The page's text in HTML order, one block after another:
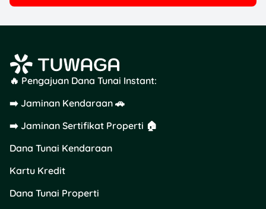
🔥 Pengajuan Dana Tunai Instant:
➡️ Jaminan Kendaraan 🚗
➡️ Jaminan Sertifikat Properti 🏠
Dana Tunai Kendaraan
Kartu Kredit
Dana Tunai Properti